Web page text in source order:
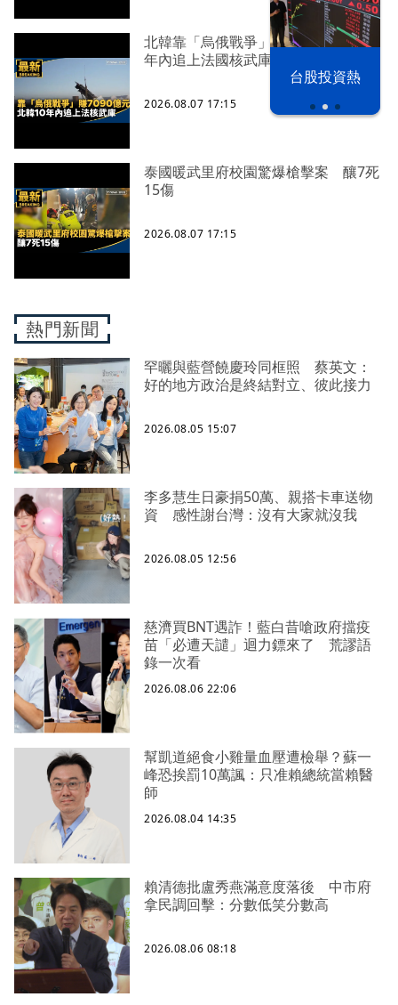
台股投資熱
北韓靠「烏俄戰爭」賺7090億元 10
年內追上法國核武庫
2026.08.07 17:15
泰國暖武里府校園驚爆槍擊案 釀7死
15傷
2026.08.07 17:15
熱門新聞
罕曬與藍營饒慶玲同框照 蔡英文：
好的地方政治是終結對立、彼此接力
2026.08.05 15:07
李多慧生日豪捐50萬、親搭卡車送物
資 感性謝台灣：沒有大家就沒我
2026.08.05 12:56
慈濟買BNT遇詐！藍白昔嗆政府擋疫
苗「必遭天譴」迴力鏢來了 荒謬語
錄一次看
2026.08.06 22:06
幫凱道絕食小雞量血壓遭檢舉？蘇一
峰恐挨罰10萬諷：只准賴總統當賴醫
師
2026.08.04 14:35
賴清德批盧秀燕滿意度落後 中市府
拿民調回擊：分數低笑分數高
2026.08.06 08:18